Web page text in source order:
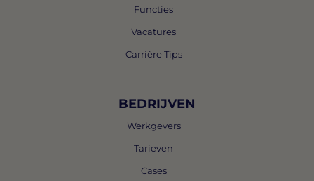
Functies
Vacatures
Carrière Tips
BEDRIJVEN
Werkgevers
Tarieven
Cases